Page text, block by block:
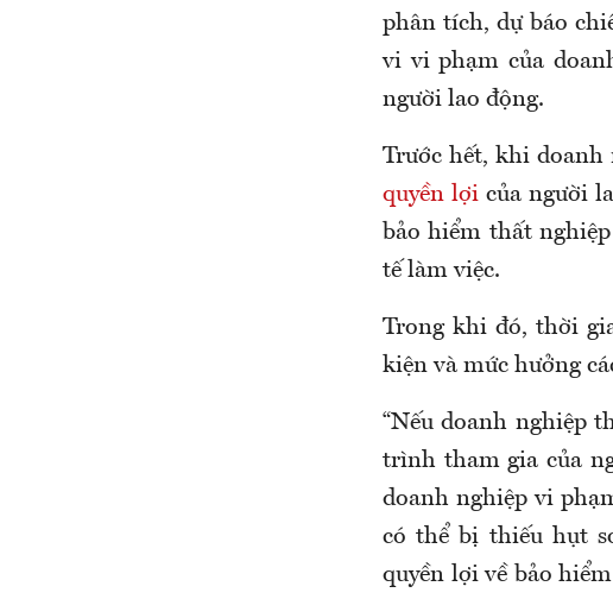
phân tích, dự báo
vi vi phạm của
người lao động.
Trước hết, khi doanh
quyền lợi của người
bảo hiểm thất
tế làm việc.
Trong khi đó, thời
kiện và mức hưởng
“Nếu doanh nghiệp
trình tham gia của
doanh nghiệp vi
có thể bị thiếu hụt
quyền lợi về bảo